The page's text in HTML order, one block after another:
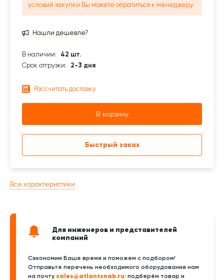
Все характеристики
Для инженеров и представителей
компаний
Сэкономим Ваше время и поможем с подбором!
Отправьте перечень необходимого оборудования нам
на почту sales@atlantsnab.ru: подберём товар и
условий закупки Вы можете обратиться к менеджеру
Нашли дешевле?
В наличии:
42 шт.
Срок отгрузки:
2-3 дня
Рассчитать доставку
В корзину
Быстрый заказ